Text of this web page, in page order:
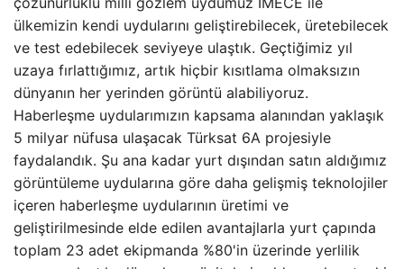
ülkemizin kendi uydularını geliştirebilecek, üretebilecek
ve test edebilecek seviyeye ulaştık. Geçtiğimiz yıl
uzaya fırlattığımız, artık hiçbir kısıtlama olmaksızın
dünyanın her yerinden görüntü alabiliyoruz.
Haberleşme uydularımızın kapsama alanından yaklaşık
5 milyar nüfusa ulaşacak Türksat 6A projesiyle
faydalandık. Şu ana kadar yurt dışından satın aldığımız
görüntüleme uydularına göre daha gelişmiş teknolojiler
içeren haberleşme uydularının üretimi ve
geliştirilmesinde elde edilen avantajlarla yurt çapında
toplam 23 adet ekipmanda %80'in üzerinde yerlilik